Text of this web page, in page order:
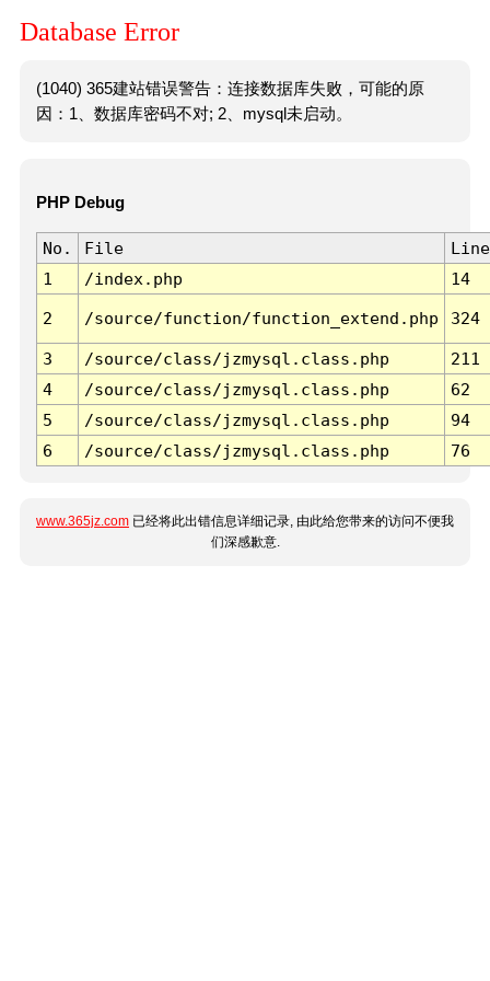
Database Error
(1040) 365建站错误警告：连接数据库失败，可能的原
因：1、数据库密码不对; 2、mysql未启动。
PHP Debug
No. File
Line
1
/index.php 14
2 /source/function/function_extend.php 324
3 /source/class/jzmysql.class.php
211
4
/source/class/jzmysql.class.php
62
5
/source/class/jzmysql.class.php
94
6
/source/class/jzmysql.class.php 76
www.365jz.com 已经将此出错信息详细记录, 由此给您带来的访问不便我
们深感歉意.